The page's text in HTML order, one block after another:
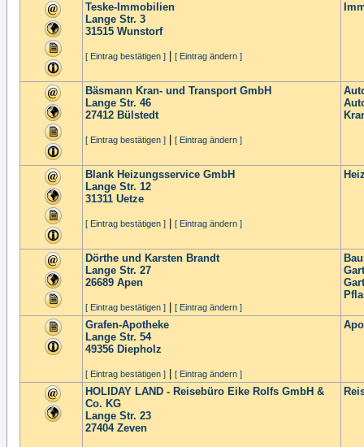
Teske-Immobilien
Lange Str. 3
31515 Wunstorf
[ Eintrag bestätigen ] [ Eintrag ändern ]
Bäsmann Kran- und Transport GmbH
Lange Str. 46
27412 Bülstedt
[ Eintrag bestätigen ] [ Eintrag ändern ]
Blank Heizungsservice GmbH
Lange Str. 12
31311 Uetze
[ Eintrag bestätigen ] [ Eintrag ändern ]
Dörthe und Karsten Brandt
Lange Str. 27
26689 Apen
[ Eintrag bestätigen ] [ Eintrag ändern ]
Grafen-Apotheke
Lange Str. 54
49356 Diepholz
[ Eintrag bestätigen ] [ Eintrag ändern ]
HOLIDAY LAND - Reisebüro Eike Rolfs GmbH &
Co. KG
Lange Str. 23
27404 Zeven